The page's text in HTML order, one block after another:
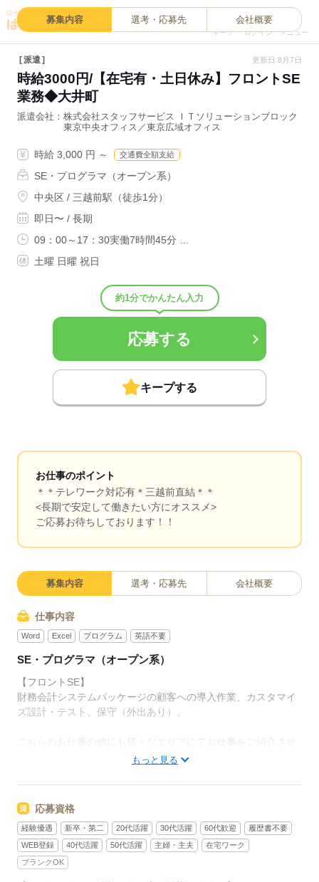
キープ ログイン メニュー
募集内容 選考・応募先 会社概要
派遣 更新日:8月7日
時給3000円/【在宅有・土日休み】フロントSE
業務◆大井町
派遣会社
株式会社スタッフサービス ＩＴソリューションブロック
東京中央オフィス／東京広域オフィス
時給 3,000 円 ～ 交通費全額支給
SE・プログラマ（オープン系）
中央区 / 三越前駅（徒歩1分）
即日〜 / 長期
09：00～17：30実働7時間45分 …
土曜 日曜 祝日
約1分でかんたん入力
応募する
キープする
お仕事のポイント
＊＊テレワーク対応有＊三越前直結＊＊
<長期で安定して働きたい方にオススメ>
ご応募お待ちしております！！
募集内容 選考・応募先 会社概要
仕事内容
Word Excel プログラム 英語不要
SE・プログラマ（オープン系）
【フロントSE】
財務会計システムパッケージの顧客への導入作業、カスタマイ
ズ設計・テスト、保守（外出あり）。
こちらのお仕事の他にも様々なエリアにてお仕事をご紹介させ
もっと見る
応募資格
経験優遇 新卒・第二 20代活躍 30代活躍 60代歓迎
履歴書不要
WEB登録
40代活躍 50代活躍 主婦・主夫
在宅ワーク
ブランクOK